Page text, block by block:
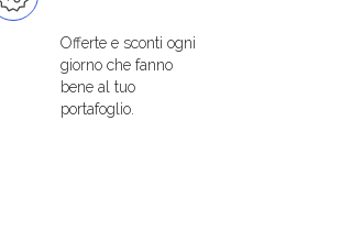
Offerte e sconti ogni
giorno che fanno
bene al tuo
portafoglio.